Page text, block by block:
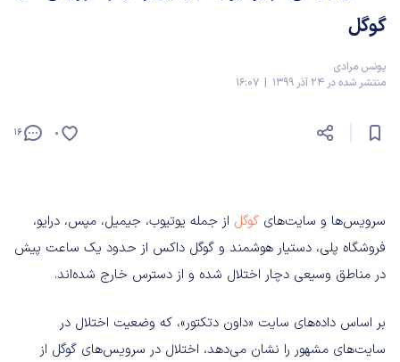
گوگل
یونس مرادی
منتشر شده در 24 آذر 1399 | 16:07
16 0
سرویس‌ها و سایت‌های گوگل از جمله یوتیوب، جیمیل، مپس، درایو،
فروشگاه پلی، دستیار هوشمند و گوگل داکس از حدود یک ساعت پیش
در مناطق وسیعی دچار اختلال شده و از دسترس خارج شده‌اند.
بر اساس داده‌های سایت «داون دتکتور»، که وضعیت اختلال در
سایت‌های مشهور را نشان می‌دهد، اختلال در سرویس‌های گوگل از